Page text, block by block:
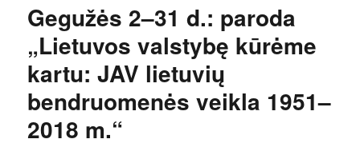
Gegužės 2–31 d.: paroda
„Lietuvos valstybę kūrėme
kartu: JAV lietuvių
bendruomenės veikla 1951–
2018 m.“